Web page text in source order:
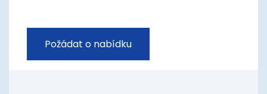
Požádat o nabídku